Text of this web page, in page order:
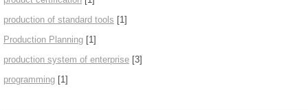
production of standard tools [1]
Production Planning [1]
production system of enterprise [3]
programming [1]